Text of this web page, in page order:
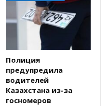
Полиция
предупредила
водителей
Казахстана из-за
госномеров